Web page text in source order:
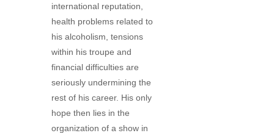
international reputation,
health problems related to
his alcoholism, tensions
within his troupe and
financial difficulties are
seriously undermining the
rest of his career. His only
hope then lies in the
organization of a show in